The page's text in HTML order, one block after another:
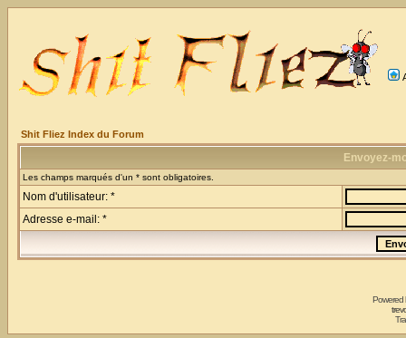
Shit Fliez Index du Forum
Envoyez-
Les champs marqués d'un * sont obligatoires.
Nom d'utilisateur: *
Adresse e-mail: *
Powered